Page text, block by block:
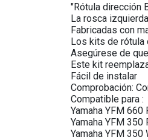
"Rótula dirección
La rosca
Fabricadas con
Los kits de rótula
Asegúrese de
Este kit
Fácil de instalar
Comprobación:
Compatible para :
Yamaha YFM
Yamaha YFM
Yamaha YFM